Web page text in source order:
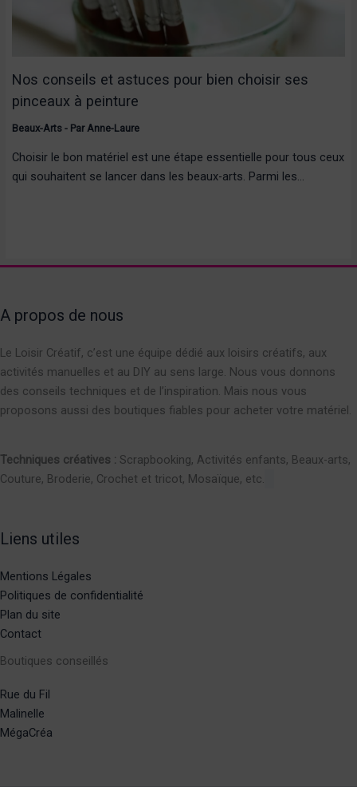
Nos conseils et astuces pour bien choisir ses
pinceaux à peinture
Beaux-Arts- Par Anne-Laure
Choisir le bon matériel est une étape essentielle pour tous ceux
qui souhaitent se lancer dans les beaux-arts. Parmi les…
A propos de nous
Le Loisir Créatif, c’est une équipe dédié aux loisirs créatifs, aux
activités manuelles et au DIY au sens large. Nous vous donnons
des conseils techniques et de l’inspiration. Mais nous vous
proposons aussi des boutiques fiables pour acheter votre matériel.
Techniques créatives : Scrapbooking, Activités enfants, Beaux-arts,
Couture, Broderie, Crochet et tricot, Mosaïque, etc.
Liens utiles
Mentions Légales
Politiques de confidentialité
Plan du site
Contact
Boutiques conseillés
Rue du Fil
Malinelle
MégaCréa